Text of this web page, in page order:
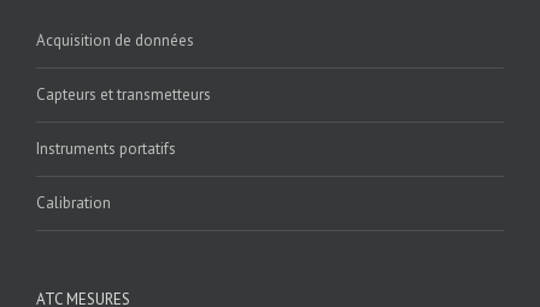
Acquisition de données
Capteurs et transmetteurs
Instruments portatifs
Calibration
ATC MESURES